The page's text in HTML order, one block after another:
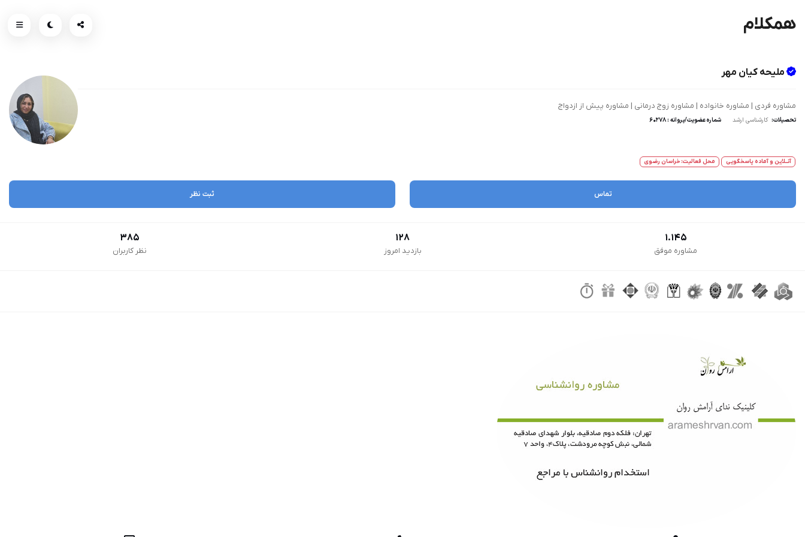
همکلام
ملیحه کیان مهر
مشاوره فردی | مشاوره خانواده | مشاوره زوج درمانی | مشاوره پیش از ازدواج
تحصیلات: کارشناسی ارشد شماره عضویت/پروانه : ۶۰۲۷۸
آنــلاین و آماده پاسخگویی محل فعالیت: خراسان رضوی
تماس ثبت نظر
1.145
مشاوره موفق
128
بازدید امروز
385
نظر کاربران